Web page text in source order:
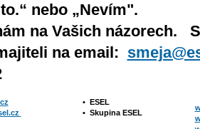
nebo „Nevím".
na Vašich názorech.
na email:
• ESEL
• Skupina ESEL